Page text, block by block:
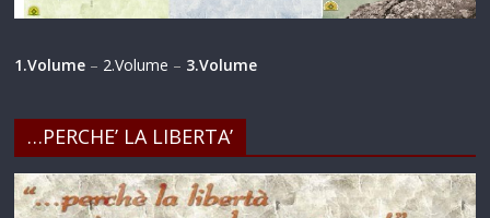
1.Volume – 2.Volume – 3.Volume
…PERCHE’ LA LIBERTA’